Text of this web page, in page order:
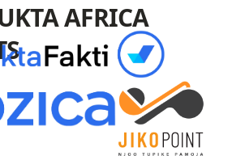
AFRICA